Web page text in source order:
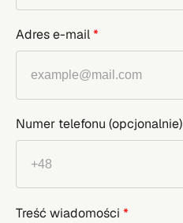
Adres e-mail*
Numer telefonu (opcjonalnie)
Treść wiadomości *